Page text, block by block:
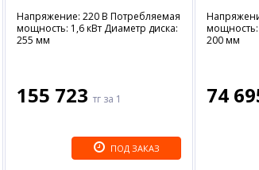
Напряжение: 220 В Потребляемая
мощность: 1,6 кВт Диаметр диска:
255 мм
155 723 тг за 1
ПОД ЗАКАЗ
мощность:
200 мм
74